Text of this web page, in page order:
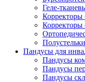
Геле-
Корректоры
Корректоры
Пандусы для
Пандусы
Пандусы
Пандусы